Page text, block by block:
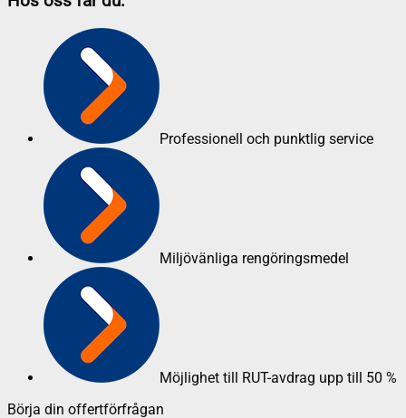
Professionell och punktlig service
Miljövänliga rengöringsmedel
Möjlighet till RUT-avdrag upp till 50 %
Börja din offertförfrågan